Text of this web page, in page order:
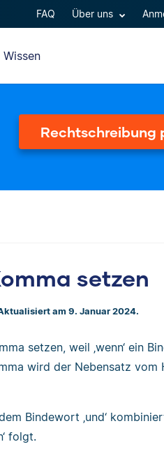
FAQ Über uns
Wissen
Rechtschreibung
setzen
am 9. Januar 2024.
setzen, weil ‚wenn‘ ein
wird der Nebensatz vom
Bindewort ‚und‘
folgt.